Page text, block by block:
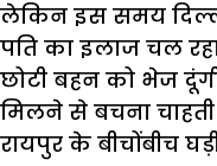
लेकिन इस समय
पति का इलाज चल
छोटी बहन को भेज
मिलने से बचना चाहती
रायपुर के बीचोंबीच